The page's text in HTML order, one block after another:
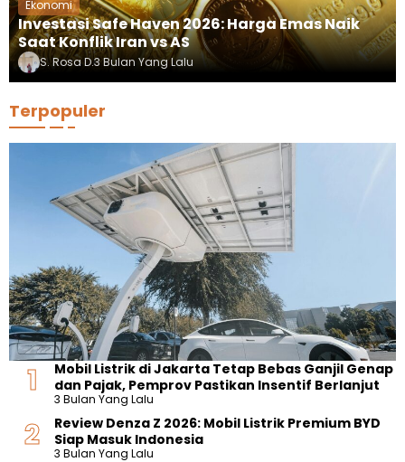
Ekonomi
Investasi Safe Haven 2026: Harga Emas Naik
Saat Konflik Iran vs AS
S. Rosa D.3 Bulan Yang Lalu
Terpopuler
Mobil Listrik di Jakarta Tetap Bebas Ganjil Genap
dan Pajak, Pemprov Pastikan Insentif Berlanjut
3 Bulan Yang Lalu
Review Denza Z 2026: Mobil Listrik Premium BYD
Siap Masuk Indonesia
3 Bulan Yang Lalu